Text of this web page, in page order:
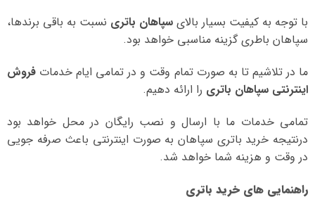
با توجه به کیفیت بسیار بالای سپاهان باتری نسبت به باقی برندها،
سپاهان باطری گزینه مناسبی خواهد بود.
ما در تلاشیم تا به صورت تمام وقت و در تمامی ایام خدمات فروش
اینترنتی سپاهان باتری را ارائه دهیم.
تمامی خدمات ما با ارسال و نصب رایگان در محل خواهد بود
درنتیجه خرید باتری سپاهان به صورت اینترنتی باعث صرفه جویی
در وقت و هزینه شما خواهد شد.
راهنمایی های خرید باتری